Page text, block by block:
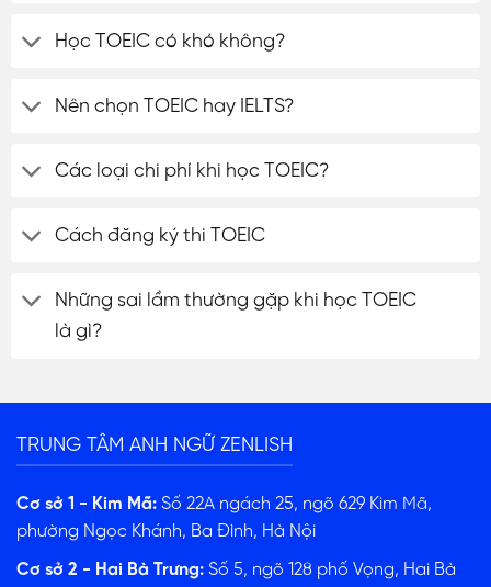
Học TOEIC có khó không?
Nên chọn TOEIC hay IELTS?
Các loại chi phí khi học TOEIC?
Cách đăng ký thi TOEIC
Những sai lầm thường gặp khi học TOEIC
là gì?
TRUNG TÂM ANH NGỮ ZENLISH
Cơ sở 1 - Kim Mã: Số 22A ngách 25, ngõ 629 Kim Mã,
phường Ngọc Khánh, Ba Đình, Hà Nội
Cơ sở 2 - Hai Bà Trưng: Số 5, ngõ 128 phố Vọng, Hai Bà